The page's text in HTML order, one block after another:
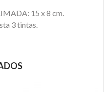
15 x 8 cm.
3 tintas.